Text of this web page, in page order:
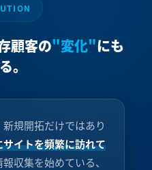
顧客の"変化"にも
。
規開拓だけではあり
イトを頻繁に訪れて
収集を始めている、